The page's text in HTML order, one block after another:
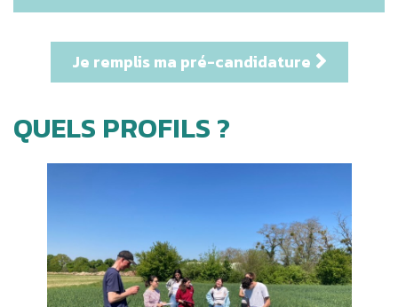
Je remplis ma pré-candidature
QUELS PROFILS ?